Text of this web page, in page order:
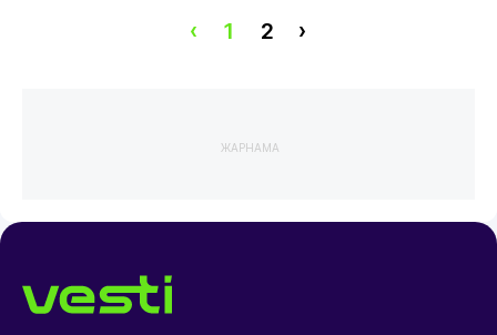
‹ 1 2 ›
ЖАРНАМА